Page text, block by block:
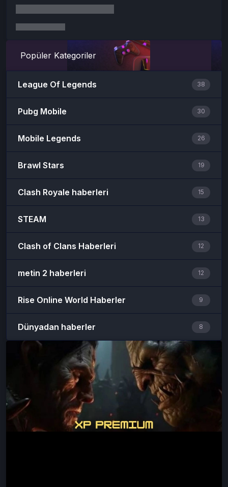
Popüler Kategoriler
League Of Legends 38
Pubg Mobile 30
Mobile Legends 26
Brawl Stars 19
Clash Royale haberleri 15
STEAM 13
Clash of Clans Haberleri 12
metin 2 haberleri 12
Rise Online World Haberler 9
Dünyadan haberler 8